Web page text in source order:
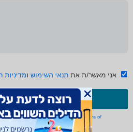
אני מאשר/ת את תנאי השימוש ומדיניות
שליחה
and the GooglePrivacy Policyand Terms of